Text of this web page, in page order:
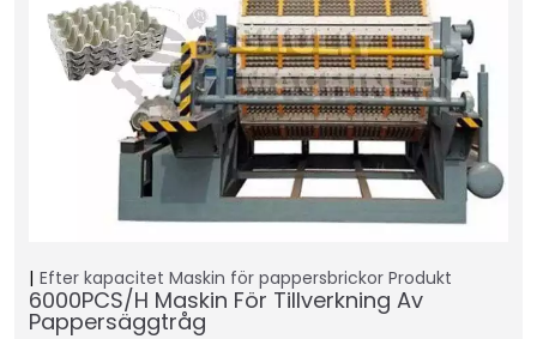
Efter kapacitet Maskin för pappersbrickor Produkt
6000PCS/H Maskin För Tillverkning Av
Pappersäggtråg